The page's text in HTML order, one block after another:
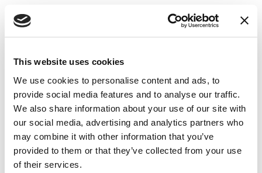
This website uses cookies
We use cookies to personalise content and ads, to
provide social media features and to analyse our traffic.
We also share information about your use of our site with
our social media, advertising and analytics partners who
may combine it with other information that you’ve
provided to them or that they’ve collected from your use
of their services.
Medien
Avenches Tourisme - Julien Schafer